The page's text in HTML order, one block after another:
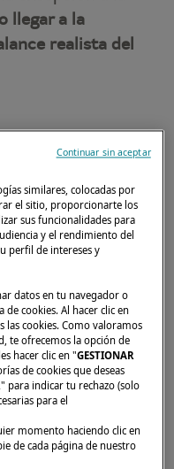
llegar a la
realista del
de física del
que
mide en
hora (Ah): es el
en
uso (h).
la cantidad
24 horas, es
dispositivos de a
Luego
De hecho le
según el tipo
similares, colocadas por
el sitio, proporcionarte los
sus funcionalidades para
y el rendimiento del
perfil de intereses y
datos en tu navegador o
cookies. Al hacer clic en
las cookies. Como valoramos
te ofrecemos la opción de
hacer clic en "GESTIONAR
de cookies que deseas
" para indicar tu rechazo (solo
para el
momento haciendo clic en
de cada página de nuestro
Continuar sin aceptar